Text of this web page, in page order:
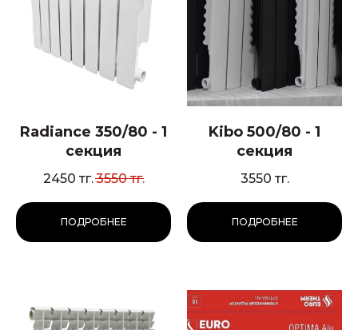
Radiance 350/80 - 1
секция
2450 тг.3550 тг.
ПОДРОБНЕЕ
Kibo 500/80 - 1
секция
3550 тг.
ПОДРОБНЕЕ